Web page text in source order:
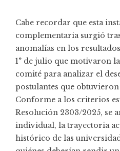
Cabe recordar que esta
complementaria surgió
anomalías en los
1° de julio que motivaron
comité para analizar el
postulantes que
Conforme a los criterios
Resolución 2303/2025, se
individual, la trayectoria
histórico de las